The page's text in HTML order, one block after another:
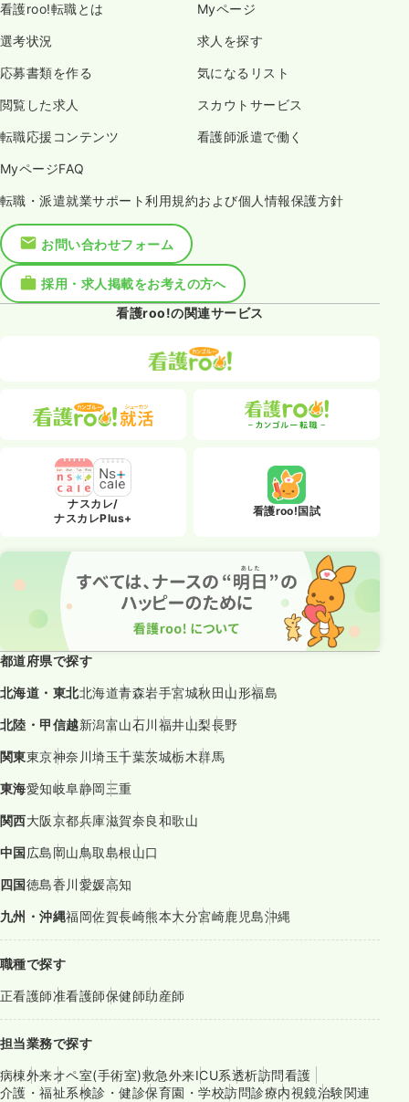
看護roo!転職とは Myページ
選考状況 求人を探す
応募書類を作る 気になるリスト
閲覧した求人 スカウトサービス
転職応援コンテンツ 看護師派遣で働く
MyページFAQ
転職・派遣就業サポート利用規約および個人情報保護方針
お問い合わせフォーム
採用・求人掲載をお考えの方へ
看護roo!の関連サービス
ナスカレ/
ナスカレPlus+
看護roo!国試
都道府県で探す
北海道・東北北海道青森岩手宮城秋田山形福島
北陸・甲信越新潟富山石川福井山梨長野
関東東京神奈川埼玉千葉茨城栃木群馬
東海愛知岐阜静岡三重
関西大阪京都兵庫滋賀奈良和歌山
中国広島岡山鳥取島根山口
四国徳島香川愛媛高知
九州・沖縄福岡佐賀長崎熊本大分宮崎鹿児島沖縄
職種で探す
正看護師准看護師保健師助産師
担当業務で探す
病棟外来オペ室(手術室)救急外来ICU系透析訪問看護
介護・福祉系検診・健診保育園・学校訪問診療内視鏡治験関連